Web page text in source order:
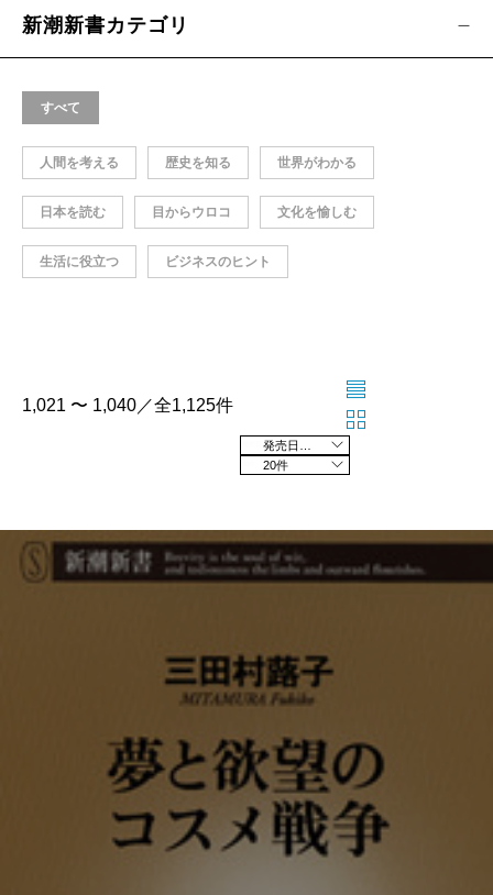
新潮新書カテゴリ
すべて
人間を考える 歴史を知る 世界がわかる
日本を読む 目からウロコ 文化を愉しむ
生活に役立つ ビジネスのヒント
1,021 〜 1,040／全1,125件
20件